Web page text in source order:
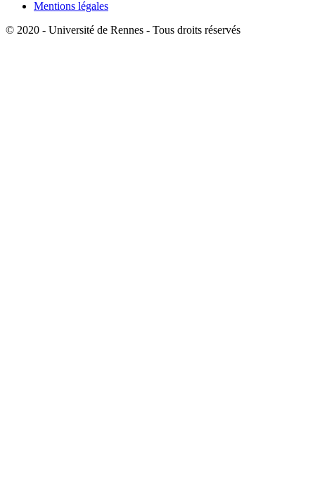
Mentions légales
© 2020 - Université de Rennes - Tous droits réservés